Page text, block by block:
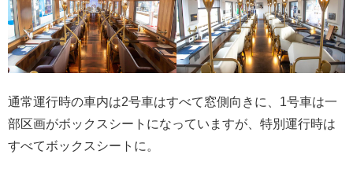
通常運行時の車内は2号車はすべて窓側向きに、1号車は一
部区画がボックスシートになっていますが、特別運行時は
すべてボックスシートに。